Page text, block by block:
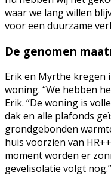
waar we lang willen
voor een duurzame
De genomen
Erik en Myrthe kregen
woning. “We hebben
Erik. “De woning is
dak en alle plafonds
grondgebonden
huis voorzien van
moment worden er
gevelisolatie volgt nog.”